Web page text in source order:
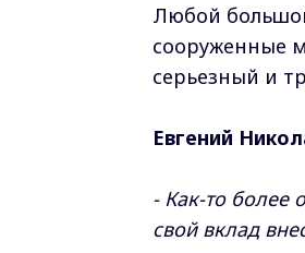
Любой
сооруженные
серьезный и
Евгений
- Как-то более
свой вклад